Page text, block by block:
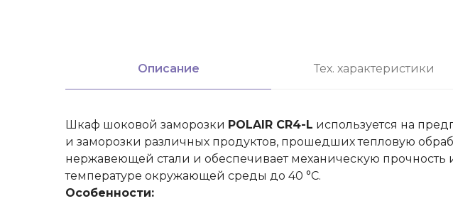
Описание Тех. характеристики
Шкаф шоковой заморозки​ POLAIR CR4-L используется на
и заморозки различных продуктов, прошедших тепловую
нержавеющей стали и обеспечивает механическую прочность
температуре окружающей среды до 40 °С.
Особенности: